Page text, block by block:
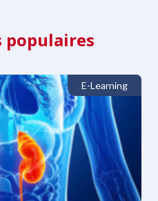
populaires
E-Learning